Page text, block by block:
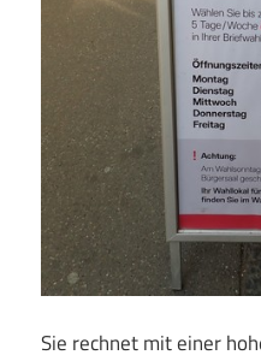
Sie rechnet mit einer